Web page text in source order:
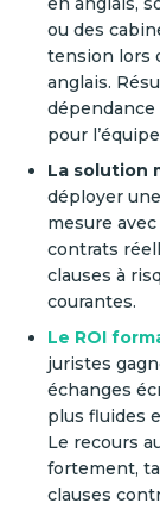
ou des
tension lors
anglais.
pour
La solution
déployer
mesure
contrats
clauses à
courantes.
Le ROI
juristes
échanges
plus fluides
Le recours
fortement,
clauses